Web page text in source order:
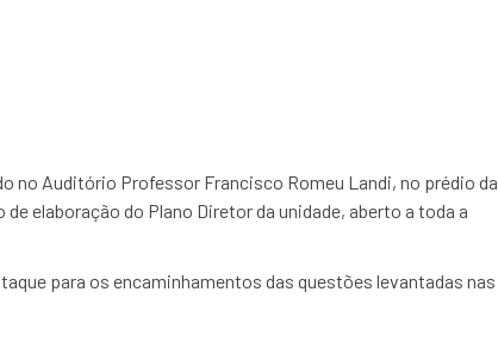
no Auditório Professor Francisco Romeu Landi, no prédio da
elaboração do Plano Diretor da unidade, aberto a toda a
para os encaminhamentos das questões levantadas nas